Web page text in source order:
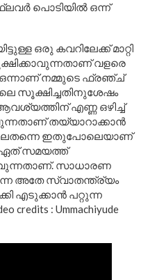
പൊടിയിൽ ഒന്ന്
ഒരു കവറിലേക്ക് മാറ്റി
വളരെ
ഒന്നാണ് നമ്മുടെ ഫ്രഞ്ച്
സൂക്ഷിച്ചതിനുശേഷം
എണ്ണ ഒഴിച്ച്
തയ്യാറാക്കാൻ
ഇതുപോലെയാണ്
ഏത് സമയത്ത്
സാധാരണ
അതേ സ്വാതന്ത്ര്യം
എടുക്കാൻ പറ്റുന്ന
: Ummachiyude